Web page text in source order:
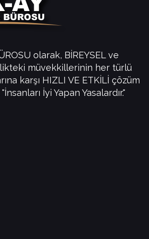
olarak, BİREYSEL ve
müvekkillerinin her türlü
karşı HIZLI VE ETKİLİ çözüm
İyi Yapan Yasalardır."